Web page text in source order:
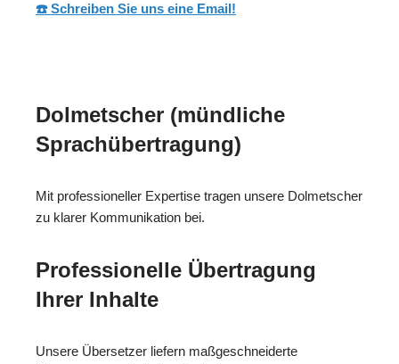
☎️ Schreiben Sie uns eine Email!
Dolmetscher (mündliche
Sprachübertragung)
Mit professioneller Expertise tragen unsere Dolmetscher
zu klarer Kommunikation bei.
Professionelle Übertragung
Ihrer Inhalte
Unsere Übersetzer liefern maßgeschneiderte